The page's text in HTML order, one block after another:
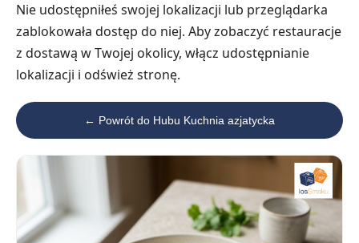
Nie udostępniłeś swojej lokalizacji lub przeglądarka
zablokowała dostęp do niej. Aby zobaczyć restauracje
z dostawą w Twojej okolicy, włącz udostępnianie
lokalizacji i odśwież stronę.
← Powrót do Hubu Kuchnia azjatycka